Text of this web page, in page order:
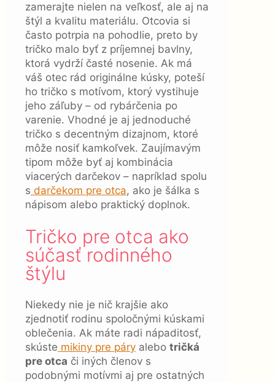
zamerajte nielen na veľkosť, ale aj na
štýl a kvalitu materiálu. Otcovia si
často potrpia na pohodlie, preto by
tričko malo byť z príjemnej bavlny,
ktorá vydrží časté nosenie. Ak má
váš otec rád originálne kúsky, poteší
ho tričko s motívom, ktorý vystihuje
jeho záľuby – od rybárčenia po
varenie. Vhodné je aj jednoduché
tričko s decentným dizajnom, ktoré
môže nosiť kamkoľvek. Zaujímavým
tipom môže byť aj kombinácia
viacerých darčekov – napríklad spolu
s darčekom pre otca, ako je šálka s
nápisom alebo praktický doplnok.
Tričko pre otca ako
súčasť rodinného
štýlu
Niekedy nie je nič krajšie ako
zjednotiť rodinu spoločnými kúskami
oblečenia. Ak máte radi nápaditosť,
skúste mikiny pre páry alebo tričká
pre otca či iných členov s
podobnými motívmi aj pre ostatných